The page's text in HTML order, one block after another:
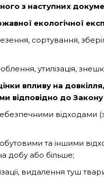
з наступних
екологічної
сортування,
утилізація,
впливу на
відповідно до
відходами
та іншими
добу або більше;
видалення туш